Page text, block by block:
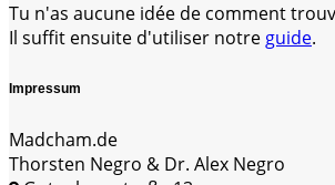
Tu n'as aucune idée de comment
Il suffit ensuite d'utiliser notre guide.
Impressum
Madcham.de
Thorsten Negro & Dr. Alex Negro